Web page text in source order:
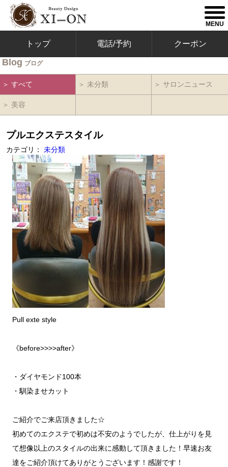
MENU
トップ 電話/予約 クーポン
Blog ブログ
＞ すべて ＞ 未分類 ＞ サロンニュース
＞ 美容
プルエクステスタイル
カテゴリ： 未分類
Pull exte style
《before>>>>after》
・ダイヤモンド100本
・馴染ませカット
ご紹介でご来店頂きました☆
初めてのエクステで初めは不安のようでしたが、仕上がりを見
て想像以上のスタイルの出来に感動して頂きました！早速お友
達をご紹介頂けてありがとうございます！感謝です！